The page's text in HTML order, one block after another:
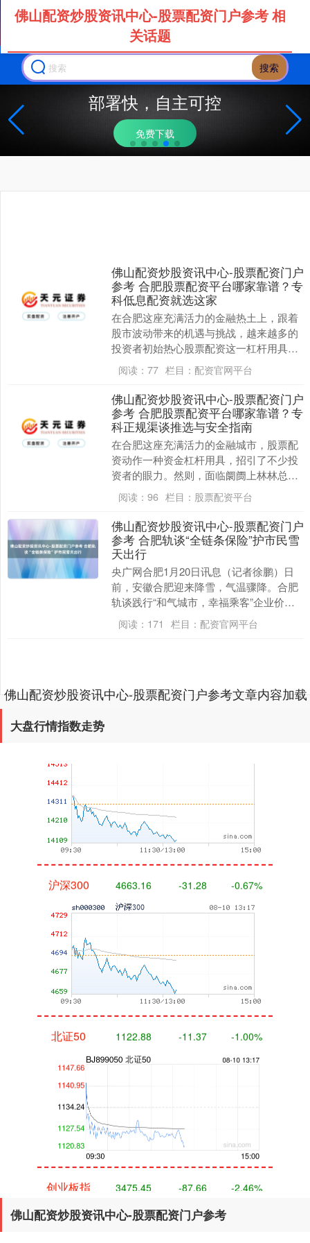
搜索
部署快，自主可控
免费下载
佛山配资炒股资讯中心-股票配资门户参考 相
关话题
佛山配资炒股资讯中心-股票配资门户
参考 合肥股票配资平台哪家靠谱？专
科低息配资就选这家
在合肥这座充满活力的金融热土上，跟着
股市波动带来的机遇与挑战，越来越多的
投资者初始热心股票配资这一杠杆用具。
面临阛阓上琳琅满指标配资平台，“合肥股
票配资平台哪家....
阅读： 77 栏目： 配资官网平台
佛山配资炒股资讯中心-股票配资门户
参考 合肥股票配资平台哪家靠谱？专
科正规渠谈推选与安全指南
在合肥这座充满活力的金融城市，股票配
资动作一种资金杠杆用具，招引了不少投
资者的眼力。然则，面临阛阓上林林总总
标配资平台，很多投资者不禁困惑：**合
肥股票配资平台....
阅读： 96 栏目： 股票配资平台
佛山配资炒股资讯中心-股票配资门户
参考 合肥轨谈“全链条保险”护市民雪
天出行
央广网合肥1月20日讯息（记者徐鹏）日
前，安徽合肥迎来降雪，气温骤降。合肥
轨谈践行“和气城市，幸福乘客”企业价值
不雅佛山配资炒股资讯中心-股票配资门户
参考，以“....
阅读： 171 栏目： 配资官网平台
佛山配资炒股资讯中心-股票配资门户参考文章内容加载
大盘行情指数走势
上证综指 3941.89 +1.86 +0.05%
深证成指
佛山配资炒股资讯中心-股票配资门户参考